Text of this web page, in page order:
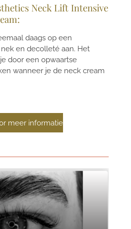
Neck Lift Intensive
daags op een
en decolleté aan. Het
door een opwaartse
wanneer je de neck cream
meer informatie